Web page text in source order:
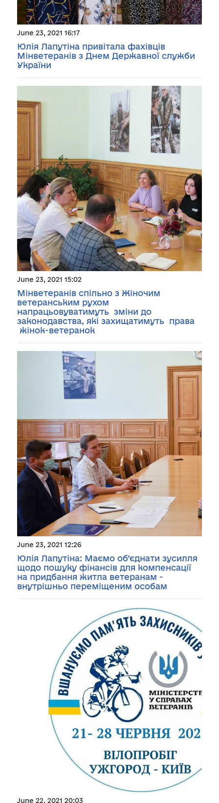
June 23, 2021 16:17
Юлія Лапутіна привітала фахівців
Мінветеранів з Днем Державної служби
України
June 23, 2021 15:02
Мінветеранів спільно з Жіночим
ветеранським рухом
напрацьовуватимуть зміни до
законодавства, які захищатимуть права
жінок-ветеранок
June 23, 2021 12:26
Юлія Лапутіна: Маємо об’єднати зусилля
щодо пошуку фінансів для компенсації
на придбання житла ветеранам -
внутрішньо переміщеним особам
June 22, 2021 20:03